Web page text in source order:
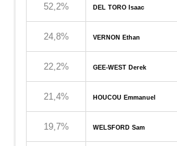
52,2% DEL TORO Isaac
24,8% VERNON Ethan
22,2% GEE-WEST Derek
21,4% HOUCOU Emmanuel
19,7% WELSFORD Sam